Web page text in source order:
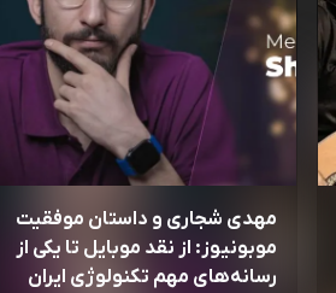
مهدی شجاری و داستان موفقیت
موبونیوز: از نقد موبایل تا یکی از
رسانه‌‌های مهم تکنولوژی ایران